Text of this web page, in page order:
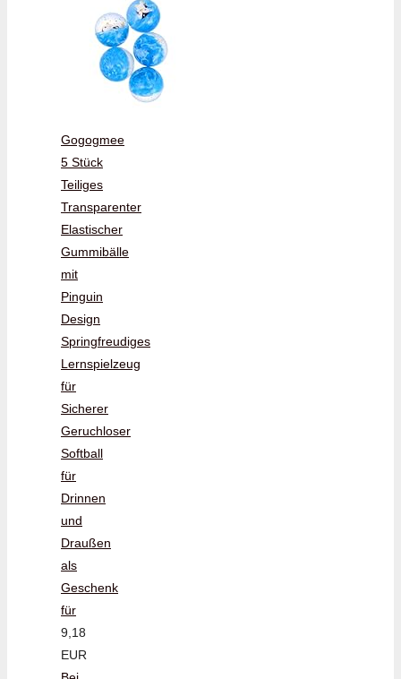
Gogogmee
5 Stück
Teiliges
Transparenter
Elastischer
Gummibälle
mit
Pinguin
Design
Springfreudiges
Lernspielzeug
für
Sicherer
Geruchloser
Softball
für
Drinnen
und
Draußen
als
Geschenk
für
9,18
EUR